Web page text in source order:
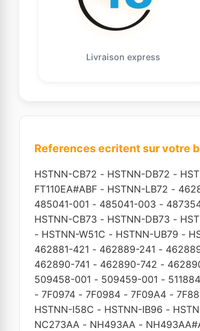
Livraison express
References ecritent sur votre
HSTNN-CB72 - HSTNN-DB72 -
FT110EA#ABF - HSTNN-LB72 -
485041-001 - 485041-003 -
HSTNN-CB73 - HSTNN-DB73 -
- HSTNN-W51C - HSTNN-UB79 -
462881-421 - 462889-241 -
462890-741 - 462890-742 -
509458-001 - 509459-001 -
- 7F0974 - 7F0984 - 7F09A4 -
HSTNN-I58C - HSTNN-IB96 -
NC273AA - NH493AA -